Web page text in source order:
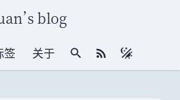
’s blog
签 关于 站内搜索RSS 订阅